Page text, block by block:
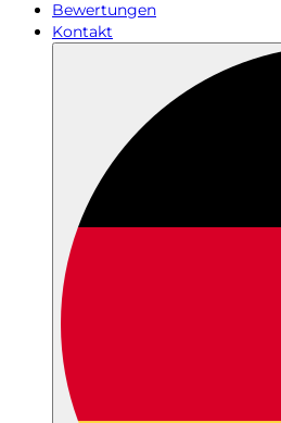
Bewertungen
Kontakt